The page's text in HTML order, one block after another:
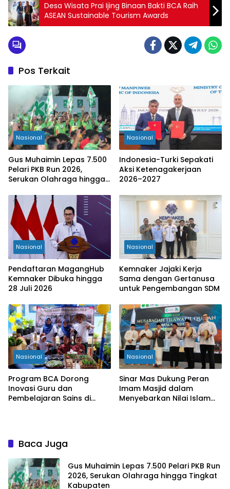
Desa Wisata Prai Ijing Binaan Bakti BCA Raih
ASEAN Sustainable Tourism Awards
Pos Terkait
Nasional
Gus Muhaimin Lepas 7.500
Pelari PKB Run 2026,
Serukan Olahraga hingga
Nasional
Indonesia-Turki Sepakati
Aksi Ketenagakerjaan
2026–2027
Nasional
Pendaftaran MagangHub
Kemnaker Dibuka hingga
28 Juli 2026
Nasional
Kemnaker Jajaki Kerja
Sama dengan Gertanusa
untuk Pengembangan SDM
Nasional
Program BCA Dorong
Inovasi Guru dan
Pembelajaran Sains di
Nasional
Sinar Mas Dukung Peran
Imam Masjid dalam
Menyebarkan Nilai Islam
Baca Juga
Gus Muhaimin Lepas 7.500 Pelari PKB Run
2026, Serukan Olahraga hingga Tingkat
Kabupaten